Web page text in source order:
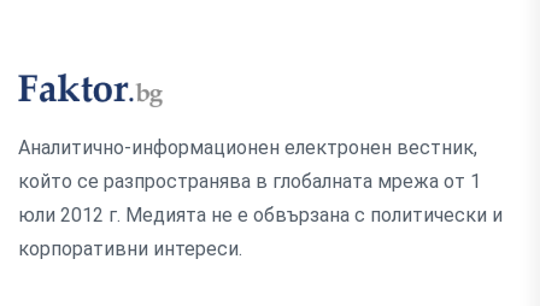
Аналитично-информационен електронен вестник,
който се разпространява в глобалната мрежа от 1
юли 2012 г. Медията не е обвързана с политически и
корпоративни интереси.